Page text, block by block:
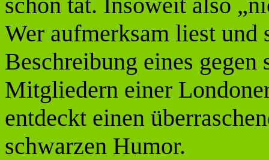
Wer aufmerksam liest und
Beschreibung eines
Mitgliedern einer
entdeckt einen
schwarzen Humor.